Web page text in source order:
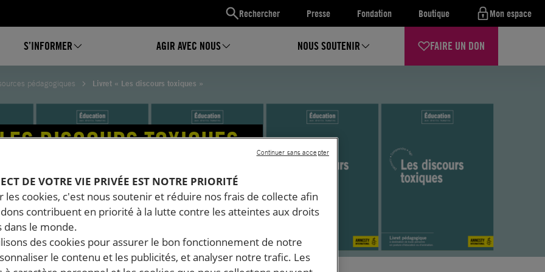
Rechercher Presse Fondation Boutique Mon espace
S’INFORMER AGIR AVEC NOUS NOUS SOUTENIR FAIRE UN DON
pédagogiques Livret « Les discours toxiques »
DISCOURS TOXIQUES »
DE VOTRE VIE PRIVÉE EST NOTRE PRIORITÉ
les cookies, c'est nous soutenir et réduire nos frais de collecte afin
contribuent en priorité à la lutte contre les atteintes aux droits
dans le monde.
des cookies pour assurer le bon fonctionnement de notre
le contenu et les publicités, et analyser notre trafic. Les
Continuer sans accepter